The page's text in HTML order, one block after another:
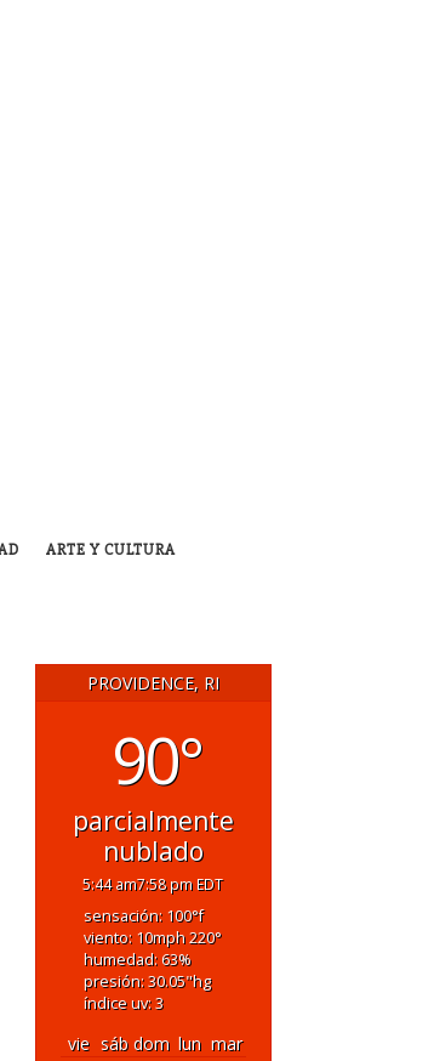
ARTE Y CULTURA
PROVIDENCE, RI
90°
parcialmente
nublado
5:44 am7:58 pm EDT
sensación: 100°f
viento: 10mph220°
humedad: 63%
presión: 30.05"hg
índice uv: 3
vie sáb dom lun mar